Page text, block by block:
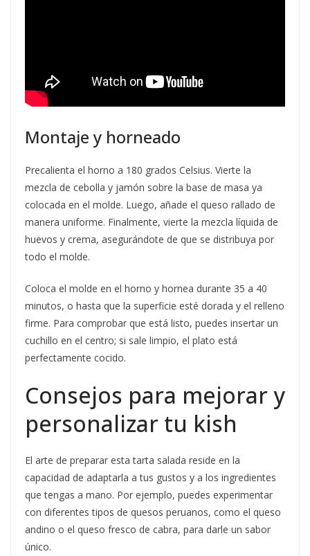
Montaje y horneado
Precalienta el horno a 180 grados Celsius. Vierte la
mezcla de cebolla y jamón sobre la base de masa ya
colocada en el molde. Luego, añade el queso rallado de
manera uniforme. Finalmente, vierte la mezcla líquida de
huevos y crema, asegurándote de que se distribuya por
todo el molde.
Coloca el molde en el horno y hornea durante 35 a 40
minutos, o hasta que la superficie esté dorada y el relleno
firme. Para comprobar que está listo, puedes insertar un
cuchillo en el centro; si sale limpio, el plato está
perfectamente cocido.
Consejos para mejorar y
personalizar tu kish
El arte de preparar esta tarta salada reside en la
capacidad de adaptarla a tus gustos y a los ingredientes
que tengas a mano. Por ejemplo, puedes experimentar
con diferentes tipos de quesos peruanos, como el queso
andino o el queso fresco de cabra, para darle un sabor
único.